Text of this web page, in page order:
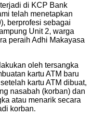
di KCP Bank
telah menetapkan
berprofesi sebagai
Unit 2, warga
peraih Adhi Makayasa
oleh tersangka
kartu ATM baru
kartu ATM dibuat,
nasabah (korban) dan
atau menarik secara
korban.